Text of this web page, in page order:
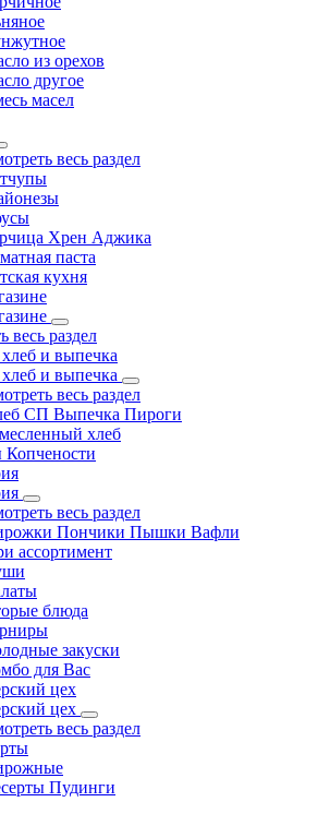
из орехов
другое
масел
весь раздел
Хрен Аджика
паста
кухня
весь раздел
и выпечка
и выпечка
весь раздел
СП Выпечка Пироги
хлеб
Копчености
весь раздел
Пончики Пышки Вафли
ассортимент
блюда
закуски
для Вас
цех
цех
весь раздел
Пудинги